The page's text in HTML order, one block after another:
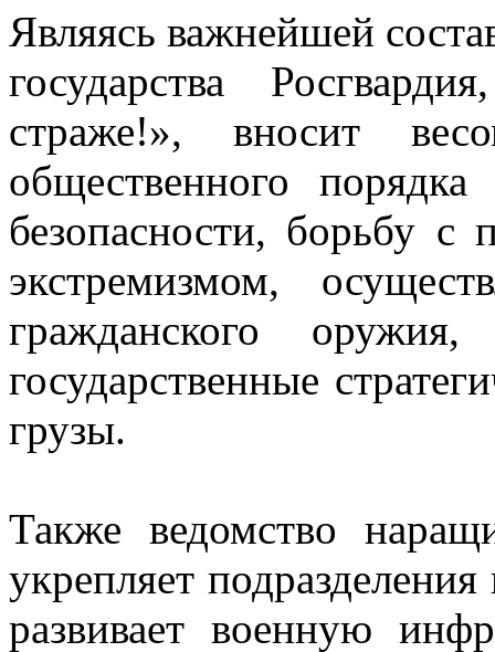
Являясь важнейшей
государства
страже!», вносит
общественного
безопасности, борьбу с
экстремизмом,
гражданского
государственные
грузы.
Также ведомство
укрепляет
развивает военную